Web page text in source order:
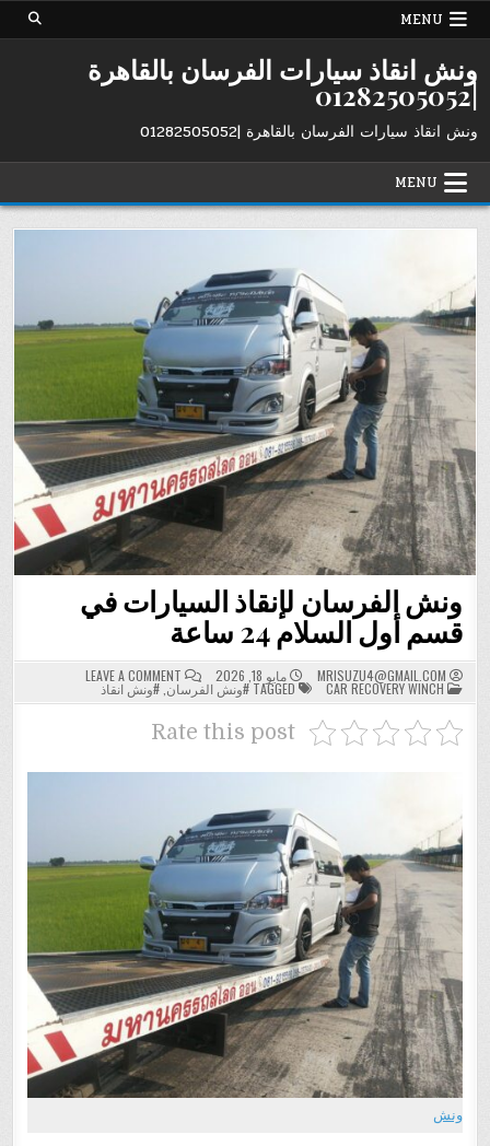
Skip
MENU
ونش انقاذ سيارات الفرسان بالقاهرة
|01282505052
ونش انقاذ سيارات الفرسان بالقاهرة |01282505052
MENU
ونش الفرسان لإنقاذ السيارات في
قسم أول السلام 24 ساعة
MRISUZU4@GMAIL.COM مايو 18, 2026 LEAVE A COMMENT
ON
ونش
الفرسان
POSTED
IN
CAR RECOVERY WINCH #ونش الفرسان ,#ونش انقاذ
Rate this post
ونش